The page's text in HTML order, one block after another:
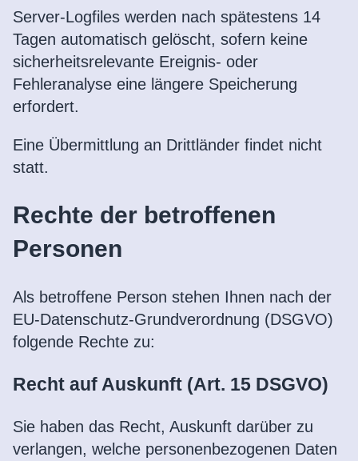
Server-Logfiles werden nach spätestens 14
Tagen automatisch gelöscht, sofern keine
sicherheitsrelevante Ereignis- oder
Fehleranalyse eine längere Speicherung
erfordert.
Eine Übermittlung an Drittländer findet nicht
statt.
Rechte der betroffenen
Personen
Als betroffene Person stehen Ihnen nach der
EU-Datenschutz-Grundverordnung (DSGVO)
folgende Rechte zu:
Recht auf Auskunft (Art. 15 DSGVO)
Sie haben das Recht, Auskunft darüber zu
verlangen, welche personenbezogenen Daten